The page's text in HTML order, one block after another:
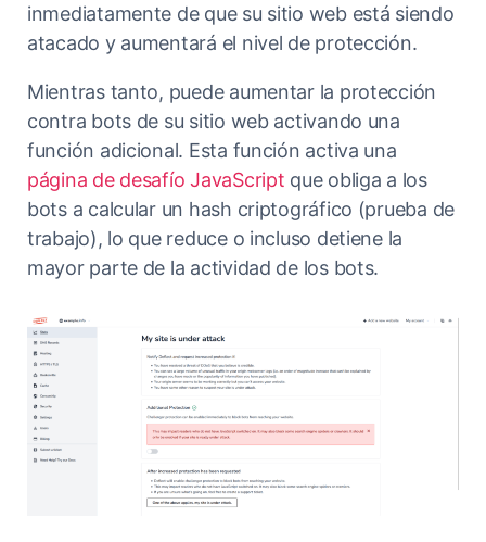
inmediatamente de que su sitio web está siendo
atacado y aumentará el nivel de protección.
Mientras tanto, puede aumentar la protección
contra bots de su sitio web activando una
función adicional. Esta función activa una
página de desafío JavaScript que obliga a los
bots a calcular un hash criptográfico (prueba de
trabajo), lo que reduce o incluso detiene la
mayor parte de la actividad de los bots.